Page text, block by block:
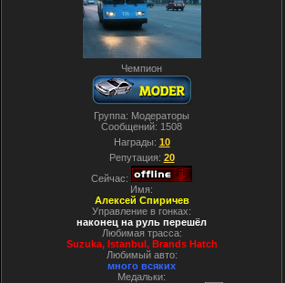
Чемпион
Группа: Модераторы
Сообщений: 1508
Награды: 10
Репутация: 20
Сейчас:
Имя:
Алексей Спиричев
Управление в гонках:
наконец на руль перешёл
Любимая трасса:
Suzuka, Istanbul, Вrands Hatch
Любимый авто:
много всяких
Медальки: